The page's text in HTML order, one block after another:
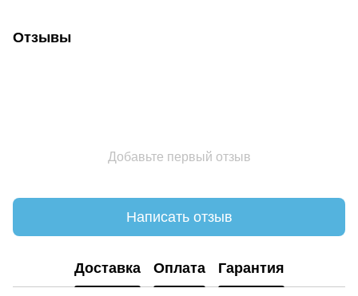
Отзывы
Добавьте первый отзыв
Написать отзыв
Доставка Оплата Гарантия